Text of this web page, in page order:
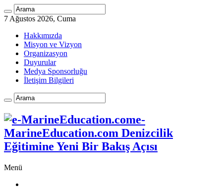
7 Ağustos 2026, Cuma
Hakkımızda
Misyon ve Vizyon
Organizasyon
Duyurular
Medya Sponsorluğu
İletişim Bilgileri
e-
MarineEducation.com Denizcilik
Eğitimine Yeni Bir Bakış Açısı
Menü